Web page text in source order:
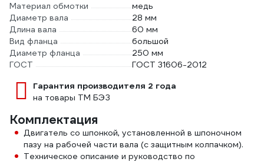
Материал обмотки
медь
Диаметр вала
28 мм
Длина вала
60 мм
Вид фланца
большой
Диаметр фланца
250 мм
ГОСТ
ГОСТ 31606-2012
Гарантия производителя 2 года
на товары ТМ БЭЗ
Комплектация
Двигатель со шпонкой, установленной в шпоночном
пазу на рабочей части вала (c защитным колпачком).
Техническое описание и руководство по